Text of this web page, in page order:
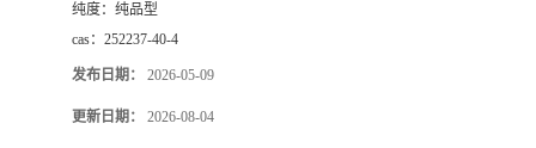
纯度： 纯品型
cas： 252237-40-4
发布日期： 2026-05-09
更新日期： 2026-08-04